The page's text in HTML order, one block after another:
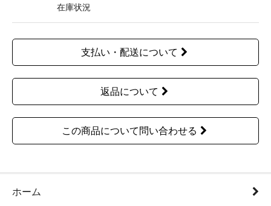
在庫状況
支払い・配送について
返品について
この商品について問い合わせる
ホーム